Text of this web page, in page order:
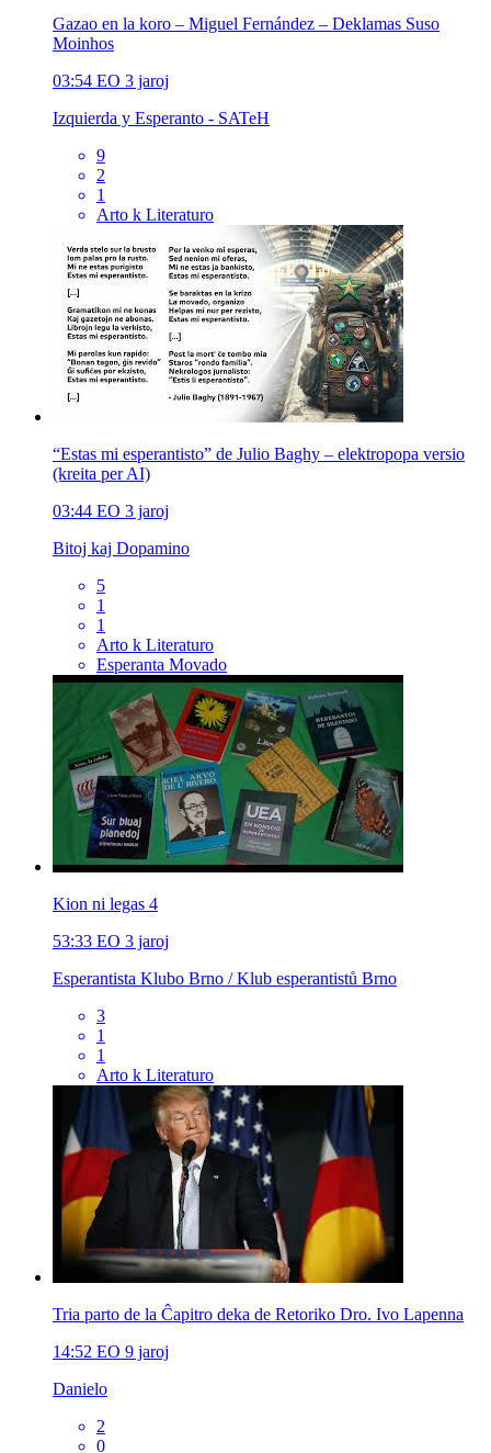
Gazao en la koro – Miguel Fernández – Deklamas Suso
Moinhos
03:54 EO 3 jaroj
Izquierda y Esperanto - SATeH
9
2
1
Arto k Literaturo
“Estas mi esperantisto” de Julio Baghy – elektropopa versio
(kreita per AI)
03:44 EO 3 jaroj
Bitoj kaj Dopamino
5
1
1
Arto k Literaturo
Esperanta Movado
Kion ni legas 4
53:33 EO 3 jaroj
Esperantista Klubo Brno / Klub esperantistů Brno
3
1
1
Arto k Literaturo
Tria parto de la Ĉapitro deka de Retoriko Dro. Ivo Lapenna
14:52 EO 9 jaroj
Danielo
2
0